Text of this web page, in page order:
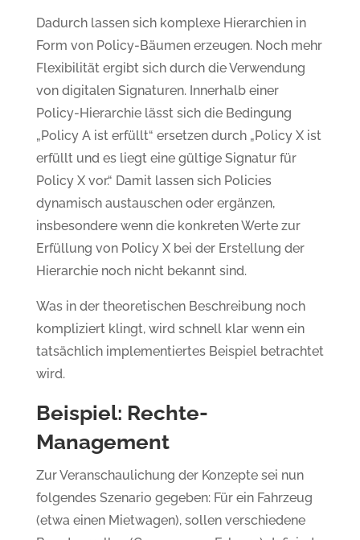
Dadurch lassen sich komplexe Hierarchien in
Form von Policy-Bäumen erzeugen. Noch mehr
Flexibilität ergibt sich durch die Verwendung
von digitalen Signaturen. Innerhalb einer
Policy-Hierarchie lässt sich die Bedingung
„Policy A ist erfüllt“ ersetzen durch „Policy X ist
erfüllt und es liegt eine gültige Signatur für
Policy X vor.“ Damit lassen sich Policies
dynamisch austauschen oder ergänzen,
insbesondere wenn die konkreten Werte zur
Erfüllung von Policy X bei der Erstellung der
Hierarchie noch nicht bekannt sind.
Was in der theoretischen Beschreibung noch
kompliziert klingt, wird schnell klar wenn ein
tatsächlich implementiertes Beispiel betrachtet
wird.
Beispiel: Rechte-
Management
Zur Veranschaulichung der Konzepte sei nun
folgendes Szenario gegeben: Für ein Fahrzeug
(etwa einen Mietwagen), sollen verschiedene